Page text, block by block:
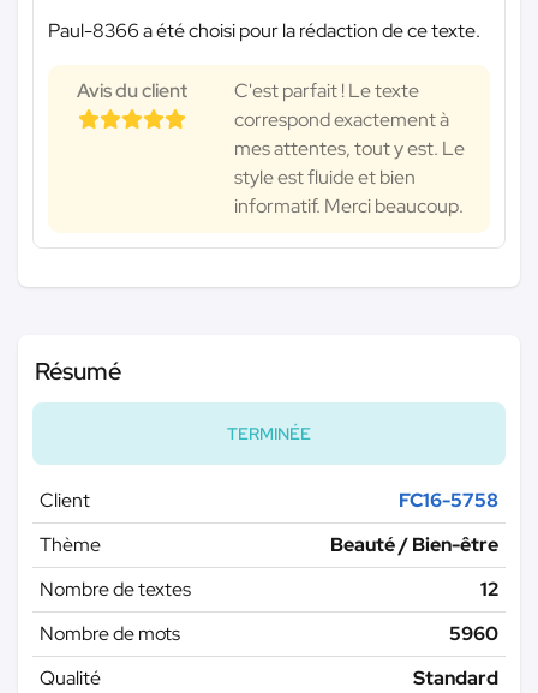
Paul-8366 a été choisi pour la rédaction de ce texte.
Avis du client
C'est parfait ! Le texte
correspond exactement à
mes attentes, tout y est. Le
style est fluide et bien
informatif. Merci beaucoup.
Résumé
TERMINÉE
Client
FC16-5758
Thème
Beauté / Bien-être
Nombre de textes
12
Nombre de mots
5960
Qualité
Standard